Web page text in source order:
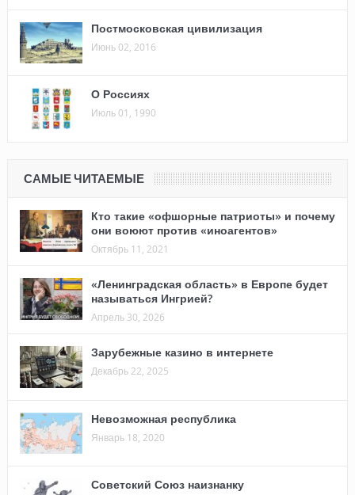
Постмосковская цивилизация
Июнь 02, 2016
О Россиях
Июль 01, 1990
САМЫЕ ЧИТАЕМЫЕ
Кто такие «офшорные патриоты» и почему
они воюют против «иноагентов»
Октябрь 11, 2021
«Ленинградская область» в Европе будет
называться Ингрией?
Апрель 30, 2026
Зарубежные казино в интернете
Декабрь 22, 2025
Невозможная республика
Январь 18, 2020
Советский Союз наизнанку